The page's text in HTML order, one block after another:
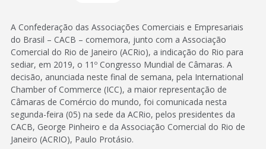
A Confederação das Associações Comerciais e Empresariais
do Brasil – CACB – comemora, junto com a Associação
Comercial do Rio de Janeiro (ACRio), a indicação do Rio para
sediar, em 2019, o 11º Congresso Mundial de Câmaras. A
decisão, anunciada neste final de semana, pela International
Chamber of Commerce (ICC), a maior representação de
Câmaras de Comércio do mundo, foi comunicada nesta
segunda-feira (05) na sede da ACRio, pelos presidentes da
CACB, George Pinheiro e da Associação Comercial do Rio de
Janeiro (ACRIO), Paulo Protásio.